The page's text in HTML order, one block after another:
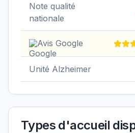
Note qualité
nationale
Avis Google
Unité Alzheimer
Types d'accueil